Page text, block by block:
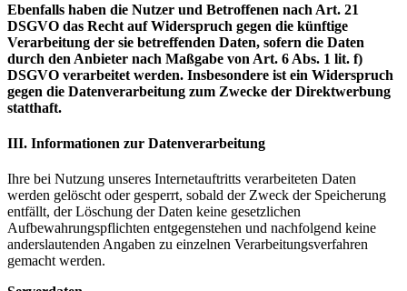
Ebenfalls haben die Nutzer und Betroffenen nach Art. 21
DSGVO das Recht auf Widerspruch gegen die künftige
Verarbeitung der sie betreffenden Daten, sofern die Daten
durch den Anbieter nach Maßgabe von Art. 6 Abs. 1 lit. f)
DSGVO verarbeitet werden. Insbesondere ist ein Widerspruch
gegen die Datenverarbeitung zum Zwecke der Direktwerbung
statthaft.
III. Informationen zur Datenverarbeitung
Ihre bei Nutzung unseres Internetauftritts verarbeiteten Daten
werden gelöscht oder gesperrt, sobald der Zweck der Speicherung
entfällt, der Löschung der Daten keine gesetzlichen
Aufbewahrungspflichten entgegenstehen und nachfolgend keine
anderslautenden Angaben zu einzelnen Verarbeitungsverfahren
gemacht werden.